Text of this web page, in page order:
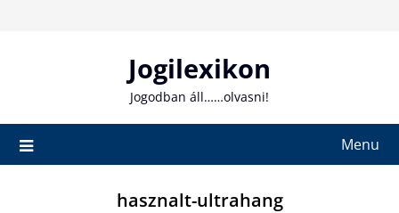
Jogilexikon
Jogodban áll……olvasni!
Menu
hasznalt-ultrahang